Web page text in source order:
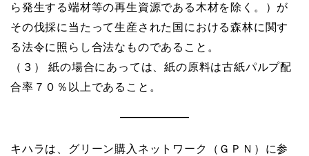
ら発生する端材等の再生資源である木材を除く。）が
その伐採に当たって生産された国における森林に関す
る法令に照らし合法なものであること。
（３） 紙の場合にあっては、紙の原料は古紙パルプ配
合率７０％以上であること。
キハラは、グリーン購入ネットワーク（ＧＰＮ）に参